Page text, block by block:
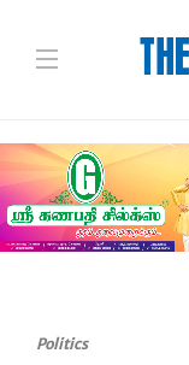
Politics